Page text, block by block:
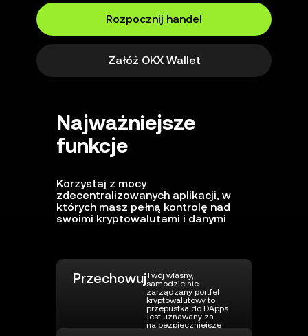
Rozpocznij handel
Załóż OKX Wallet
Najważniejsze
funkcje
Korzystaj z mocy
zdecentralizowanych aplikacji, w
których masz pełną kontrolę nad
swoimi kryptowalutami i danymi
PrzechowujTwój własny,
samodzielnie
zarządzany portfel
kryptowalutowy to
przepustka do DApps.
Jest uznawany za
najbezpieczniejsze